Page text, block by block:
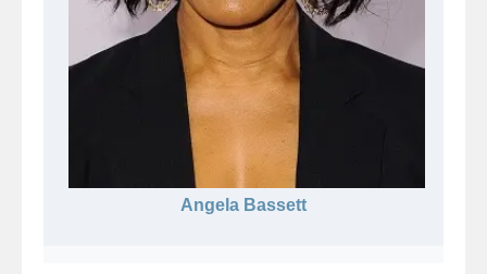
Angela Bassett